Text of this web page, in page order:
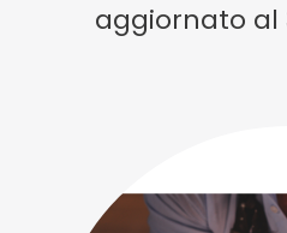
aggiornato al